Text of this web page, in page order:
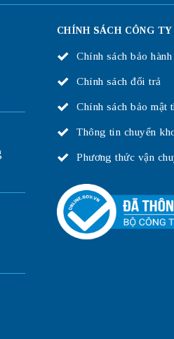
CHÍNH SÁCH CÔNG TY
Chính sách bảo hành
Chính sách đổi trả
Chính sách bảo mật
Thông tin chuyển
Phương thức vận